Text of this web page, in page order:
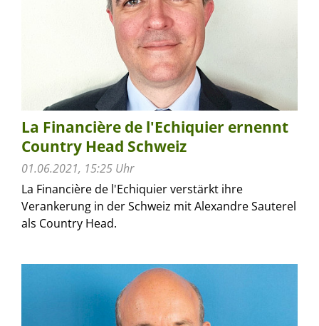
La Financière de l'Echiquier ernennt
Country Head Schweiz
01.06.2021, 15:25 Uhr
La Financière de l'Echiquier verstärkt ihre
Verankerung in der Schweiz mit Alexandre Sauterel
als Country Head.